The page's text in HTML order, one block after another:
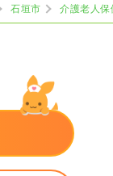
石垣市
介護老人